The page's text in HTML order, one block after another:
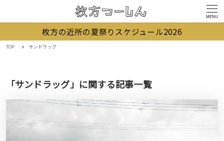
MENU
枚方の近所の夏祭りスケジュール2026
TOP サンドラッグ
「サンドラッグ」に関する記事一覧